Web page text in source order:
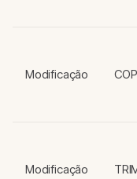
Modificação
Modificação